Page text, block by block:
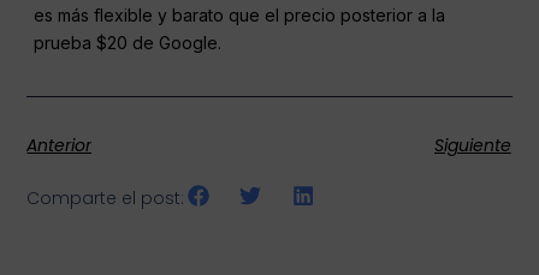
es más flexible y barato que el precio posterior a la
prueba $20 de Google.
Anterior Siguiente
Comparte el post: